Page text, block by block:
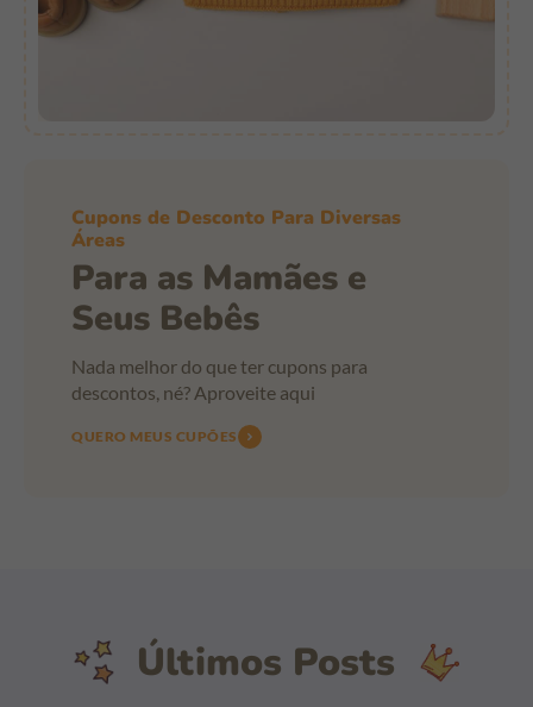
Cupons de Desconto Para Diversas
Áreas
Para as Mamães e
Seus Bebês
Nada melhor do que ter cupons para
descontos, né? Aproveite aqui
QUERO MEUS CUPÕES
Últimos Posts